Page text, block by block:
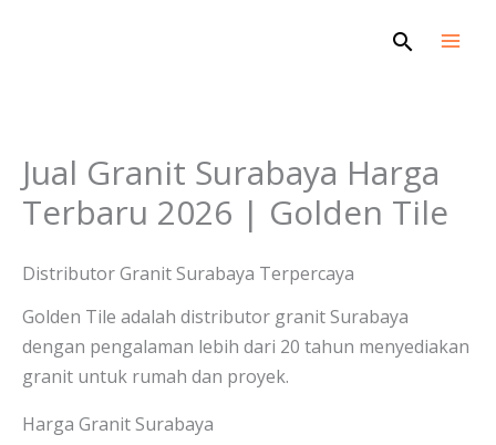
Search
Jual Granit Surabaya Harga
Terbaru 2026 | Golden Tile
Distributor Granit Surabaya Terpercaya
Golden Tile adalah distributor granit Surabaya
dengan pengalaman lebih dari 20 tahun menyediakan
granit untuk rumah dan proyek.
Harga Granit Surabaya